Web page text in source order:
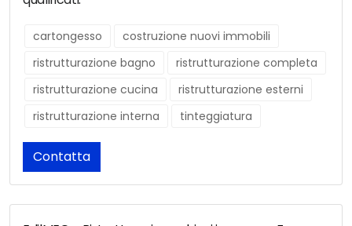
cartongesso
costruzione nuovi immobili
ristrutturazione bagno
ristrutturazione completa
ristrutturazione cucina
ristrutturazione esterni
ristrutturazione interna
tinteggiatura
Contatta